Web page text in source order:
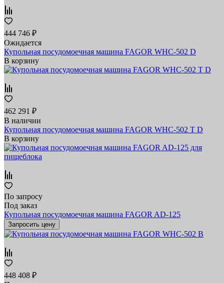
444 746 ₽
Ожидается
Купольная посудомоечная машина FAGOR WHC-502 D
В корзину
462 291 ₽
В наличии
Купольная посудомоечная машина FAGOR WHC-502 T D
В корзину
По запросу
Под заказ
Купольная посудомоечная машина FAGOR AD-125
Запросить цену
448 408 ₽